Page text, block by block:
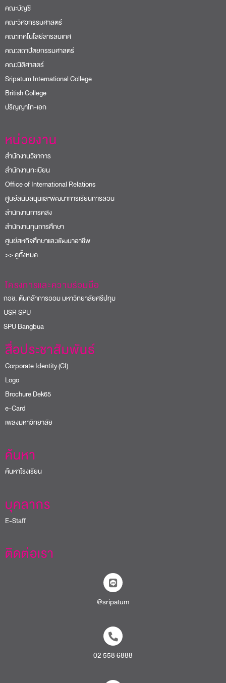
คณะบัญชี
คณะวิศวกรรมศาสตร์
คณะเทคโนโลยีสารสนเทศ
คณะสถาปัตยกรรมศาสตร์
คณะนิติศาสตร์
Sripatum International College
British College
ปริญญาโท-เอก
หน่วยงาน
สำนักงานวิชาการ
สำนักงานทะเบียน
Office of International Relations
ศูนย์สนับสนุนและพัฒนาการเรียนการสอน
สำนักงานการคลัง
สำนักงานทุนการศึกษา
ศูนย์สหกิจศึกษาและพัฒนาอาชีพ
>> ดูทั้งหมด
โครงการและความร่วมมือ
ช. ต้นกล้าการออม มหาวิทยาลัยศรีปทุม
SPU
Bangbua
สื่อประชาสัมพันธ์
Corporate Identity (CI)
Logo
Brochure Dek65
e-Card
เพลงมหาวิทยาลัย
ค้นหา
ค้นหาโรงเรียน
บุคลากร
E-Staff
ติดต่อเรา
@sripatum
02 558 6888